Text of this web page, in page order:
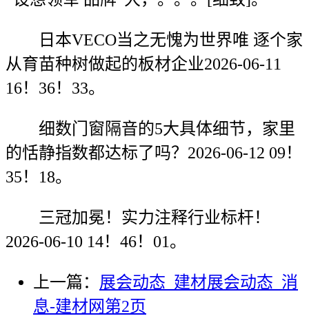
日本VECO当之无愧为世界唯 逐个家
从育苗种树做起的板材企业2026-06-11
16！36！33。
细数门窗隔音的5大具体细节，家里
的恬静指数都达标了吗？2026-06-12 09！
35！18。
三冠加冕！实力注释行业标杆！
2026-06-10 14！46！01。
上一篇： 展会动态_建材展会动态_消
息-建材网第2页